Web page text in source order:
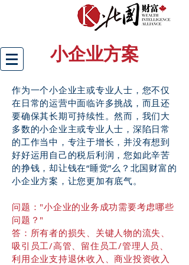
小企业方案
作为一个小企业主或专业人士，您不仅
在日常的运营中面临许多挑战，而且还
要确保其长期可持续性。然而，我们大
多数的小企业主或专业人士，深陷日常
的工作当中，专注于增长，并没有想到
好好运用自己的税后利润，您如此辛苦
的挣钱，却让钱在“睡觉”么？北国财富的
小企业方案，让您更加有底气。
问题："小企业的业务成功需要考虑哪些
问题？"
答： 所有者的损失、关键人物的流失、
吸引员工/高管、留住员工/管理人员、
利用企业支持退休收入、商业投资收入